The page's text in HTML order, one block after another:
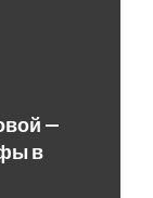
—
в